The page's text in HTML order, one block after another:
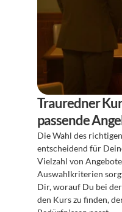
Trauredner
passende
Die Wahl des richtigen
entscheidend für
Vielzahl von
Auswahlkriterien
Dir, worauf Du bei
den Kurs zu finden,